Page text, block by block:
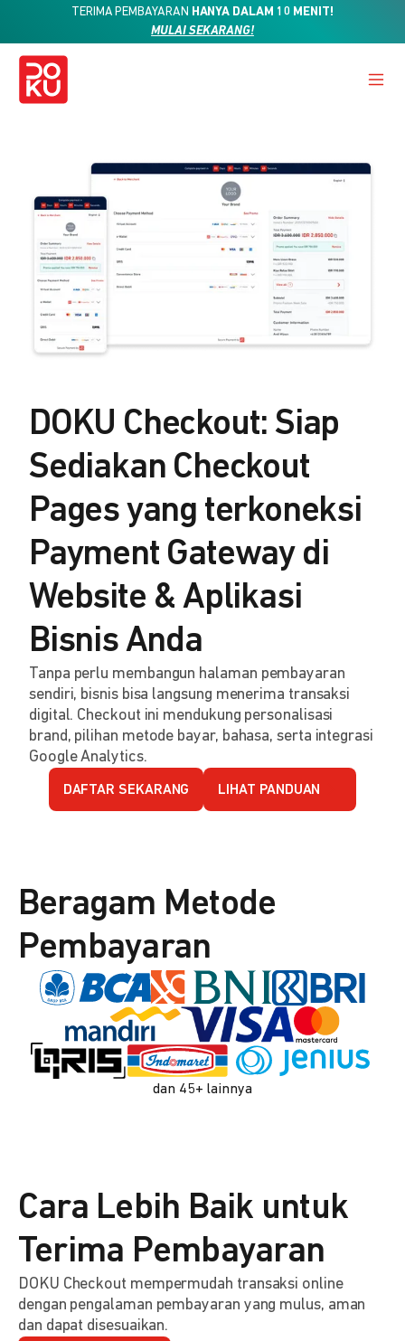
TERIMA PEMBAYARAN HANYA DALAM 10 MENIT!
MULAI SEKARANG!
DOKU Checkout: Siap
Sediakan Checkout
Pages yang terkoneksi
Payment Gateway di
Website & Aplikasi
Bisnis Anda
Tanpa perlu membangun halaman pembayaran
sendiri, bisnis bisa langsung menerima transaksi
digital. Checkout ini mendukung personalisasi
brand, pilihan metode bayar, bahasa, serta integrasi
Google Analytics.
DAFTAR SEKARANG LIHAT PANDUAN
Beragam Metode
Pembayaran
dan 45+ lainnya
Cara Lebih Baik untuk
Terima Pembayaran
DOKU Checkout mempermudah transaksi online
dengan pengalaman pembayaran yang mulus, aman
dan dapat disesuaikan.